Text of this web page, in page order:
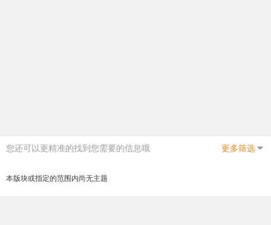
您还可以更精准的找到您需要的信息哦 更多筛选
本版块或指定的范围内尚无主题